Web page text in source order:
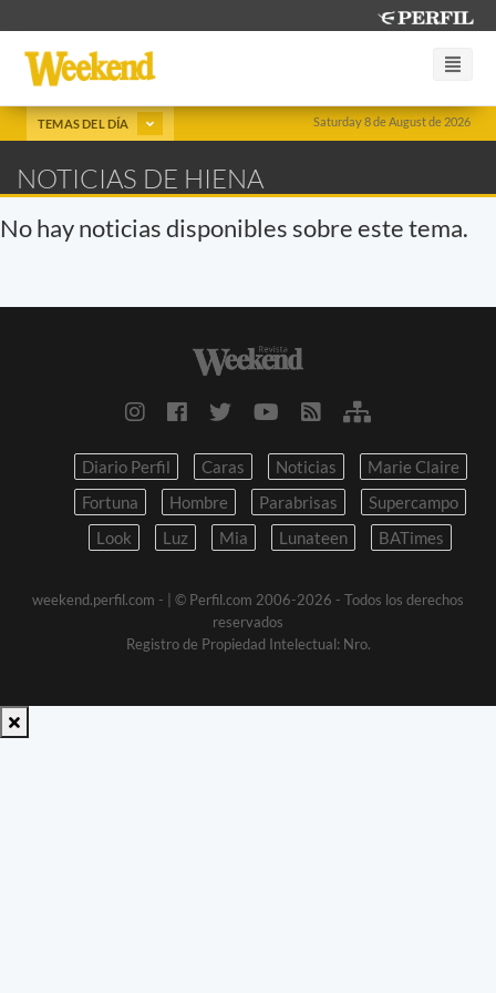
Saturday 8 de August de 2026
TEMAS DEL DÍA
NOTICIAS DE HIENA
No hay noticias disponibles sobre este tema.
Diario Perfil Caras Noticias
Marie Claire
Fortuna
Hombre Parabrisas
Supercampo
Look
Luz Mia Lunateen BATimes
weekend.perfil.com -
| © Perfil.com 2006-2026 - Todos los derechos
reservados
Registro de Propiedad Intelectual: Nro.